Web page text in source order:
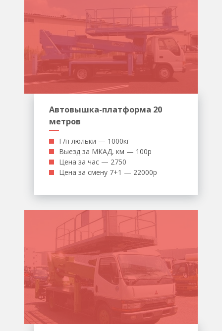
Автовышка-платформа 20
метров
Г/п люльки — 1000кг
Выезд за МКАД, км — 100р
Цена за час — 2750
Цена за смену 7+1 — 22000р